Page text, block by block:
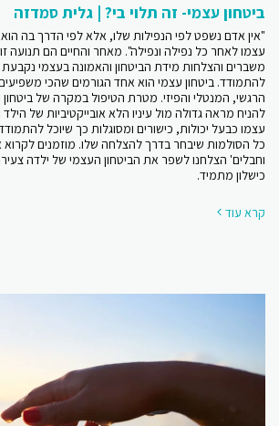
ביטחון עצמי- זה תלוי בי? | גלית סמדזה
"אין אדם נשפט לפי הנפילות שלו, אלא לפי הדרך בה
עצמו לאחר כל נפילה ונפילה". מאחר והחיים הם תנועה
משברים והצלחות מידת הביטחון והאמונה בעצמי נקבעת
להתמודד. ביטחון עצמי הוא אחד הגורמים שהכי
הרגשי, המנטלי והפיזי. מטרת הטיפול במקרה של
להניח מראה גדולה מול עיניו הלא אובייקטיביות של
עצמו כבעל יכולות, כישורים ומסוגלות כך שיוכל
כל הסולמות שיבחר בדרך להצלחה שלו. מוזמנים לקרוא
וחבלים' הצלחנו לשפר את הביטחון העצמי של ילדה
כישלון מתמיד.
קרא עוד